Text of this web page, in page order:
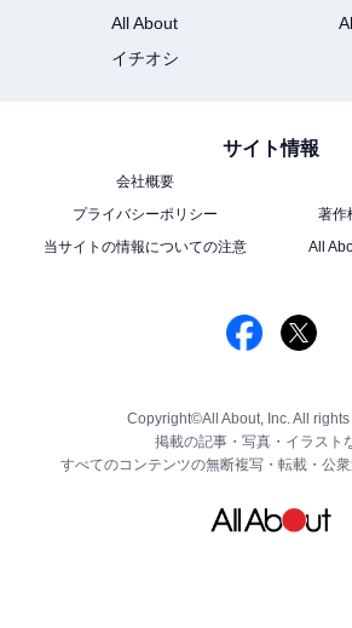
All About
イチオシ
サイト情報
会社概要
プライバシーポリシー
著作
当サイトの情報についての注意
All
Copyright©All About, Inc. All rights
掲載の記事・写真・イラスト
すべてのコンテンツの無断複写・転載・公衆